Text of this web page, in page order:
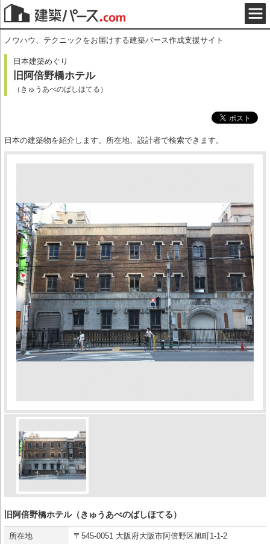
ノウハウ、テクニックをお届けする建築パース作成支援サイト
日本建築めぐり
旧阿倍野橋ホテル
（きゅうあべのばしほてる）
日本の建築物を紹介します。所在地、設計者で検索できます。
旧阿倍野橋ホテル（きゅうあべのばしほてる）
所在地 〒545-0051 大阪府大阪市阿倍野区旭町1-1-2